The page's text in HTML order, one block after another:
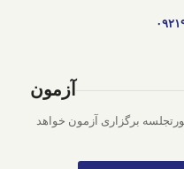
آزمون
برگزاری آزمون خواهد